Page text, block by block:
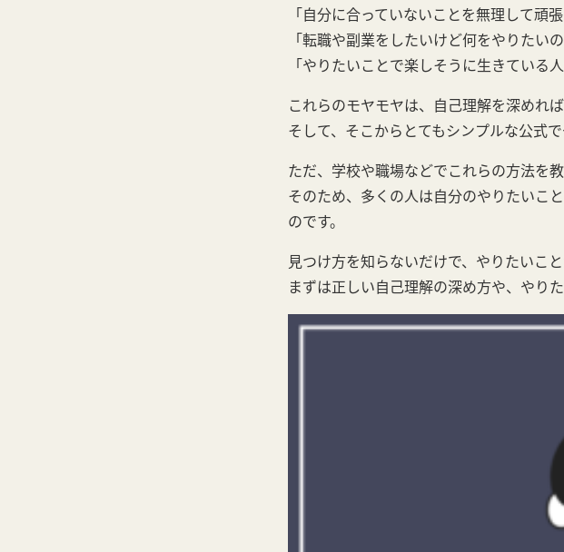
「自分に合っていないことを無理して頑張
「転職や副業をしたいけど何をやりたい
「やりたいことで楽しそうに生きている
これらのモヤモヤは、自己理解を深めれば
そして、そこからとてもシンプルな公式
ただ、学校や職場などでこれらの方法を
そのため、多くの人は自分のやりたいこ
のです。
見つけ方を知らないだけで、やりたいこ
まずは正しい自己理解の深め方や、やり